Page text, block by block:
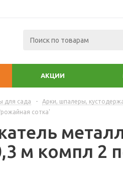
АКЦИИ
для сада - Арки, шпалеры,
сотка'
м компл 2